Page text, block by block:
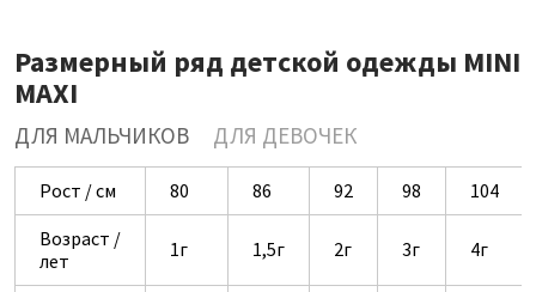
Размерный ряд детской одежды MINI
MAXI
ДЛЯ МАЛЬЧИКОВ ДЛЯ ДЕВОЧЕК
Рост / см 80 86 92 98
104
Возраст /
лет
1г 1,5г 2г 3г 4г